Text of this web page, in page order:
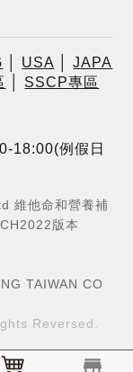
USA │JAPA
SSCP專區
18:00(例假日
維他命和營養補
版本
TAIWAN CO
Reversed.